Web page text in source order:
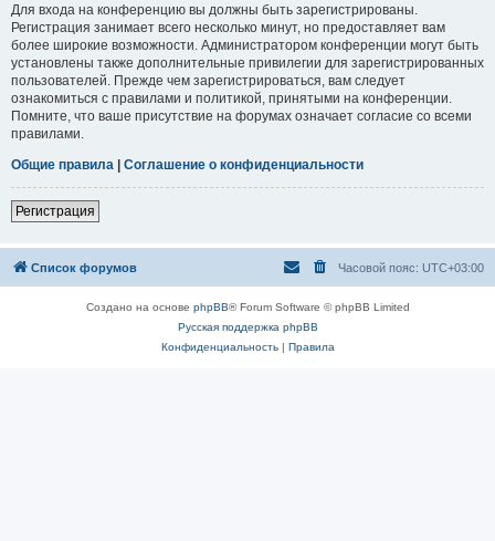
Для входа на конференцию вы должны быть зарегистрированы.
Регистрация занимает всего несколько минут, но предоставляет вам
более широкие возможности. Администратором конференции могут быть
установлены также дополнительные привилегии для зарегистрированных
пользователей. Прежде чем зарегистрироваться, вам следует
ознакомиться с правилами и политикой, принятыми на конференции.
Помните, что ваше присутствие на форумах означает согласие со всеми
правилами.
Общие правила | Соглашение о конфиденциальности
Регистрация
Список форумов Часовой пояс: UTC+03:00
Создано на основе phpBB® Forum Software © phpBB Limited
Русская поддержка phpBB
Конфиденциальность| Правила